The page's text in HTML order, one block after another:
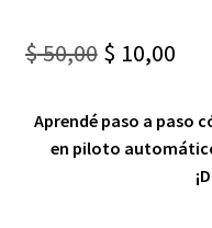
$50,00 Original
was:
$ 10,00
is:
$
Aprendé paso a paso
en piloto